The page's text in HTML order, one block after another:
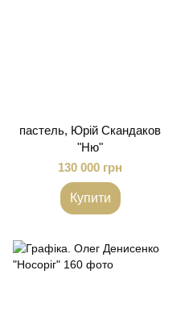
пастель, Юрій Скандаков
"Ню"
130 000 грн
Купити